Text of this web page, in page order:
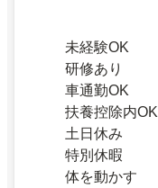
未経験OK
研修あり
車通勤OK
扶養控除内OK
土日休み
特別休暇
体を動かす